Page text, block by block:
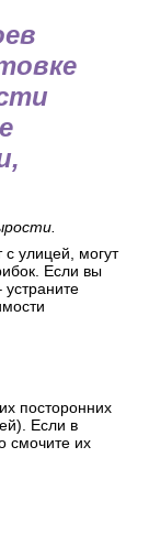
улицей, могут
Если вы
посторонних
Если в
смочите их